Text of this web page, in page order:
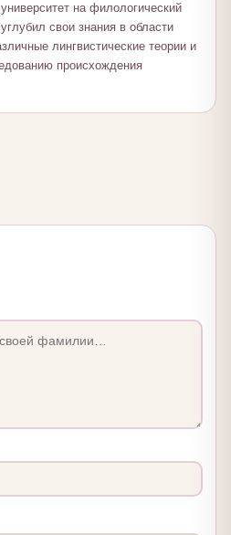
на филологический
свои знания в области
лингвистические теории и
происхождения